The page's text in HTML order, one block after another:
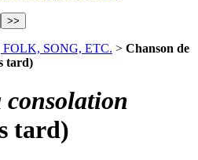
SONG, ETC. > Chanson de
tard)
consolation
tard)